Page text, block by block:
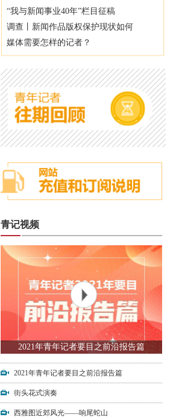
“我与新闻事业40年”栏目征稿
调查丨新闻作品版权保护现状如何
媒体需要怎样的记者？
青记视频
2021年青年记者要目之前沿报告篇
2021年青年记者要目之前沿报告篇
街头花式演奏
西雅图近郊风光——响尾蛇山